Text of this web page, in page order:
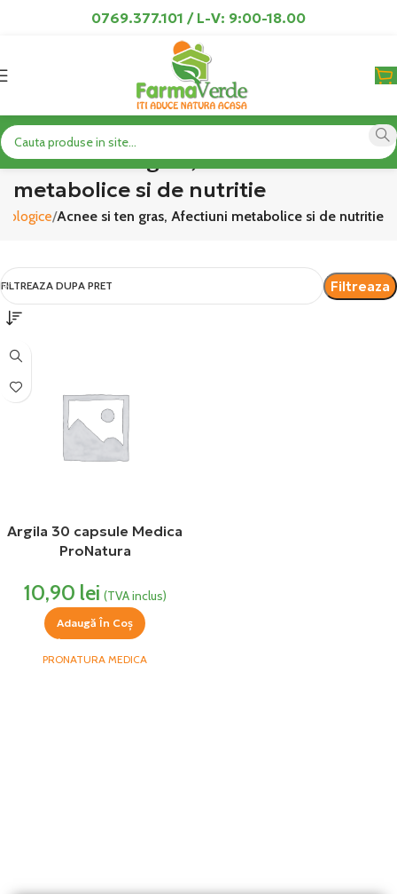
0769.377.101 / L-V: 9:00-18.00
Acnee si ten gras, Afectiuni
metabolice si de nutritie
Acnee si ten gras, Afectiuni metabolice si de nutritie
FILTREAZA DUPA PRET Filtreaza
Argila 30 capsule Medica
ProNatura
10,90 lei (TVA inclus)
Adaugă În Coș
PRONATURA MEDICA